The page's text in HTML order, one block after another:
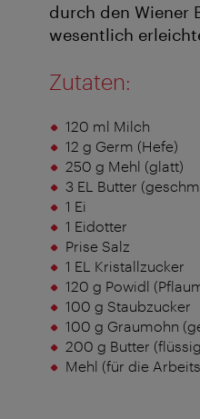
durch den Wiener
wesentlich
Zutaten:
120 ml Milch
12 g Germ (Hefe)
250 g Mehl (glatt)
3 EL Butter
1 Ei
1 Eidotter
Prise Salz
1 EL Kristallzucker
120 g Powidl
100 g Staubzucker
100 g Graumohn
200 g Butter
Mehl (für die